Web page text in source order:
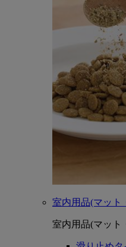
室内用品(マット
室内用品(マット